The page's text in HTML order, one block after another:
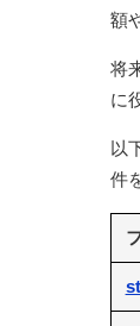
額
将
に
以
件